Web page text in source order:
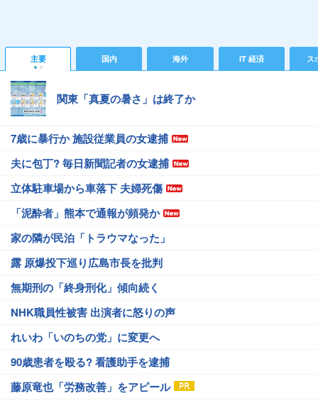
主要 国内 海外 IT 経済 ス
関東「真夏の暑さ」は終了か
7歳に暴行か 施設従業員の女逮捕
夫に包丁? 毎日新聞記者の女逮捕
立体駐車場から車落下 夫婦死傷
「泥酔者」熊本で通報が頻発か
家の隣が民泊「トラウマなった」
露 原爆投下巡り広島市長を批判
無期刑の「終身刑化」傾向続く
NHK職員性被害 出演者に怒りの声
れいわ「いのちの党」に変更へ
90歳患者を殴る? 看護助手を逮捕
藤原竜也「労務改善」をアピール